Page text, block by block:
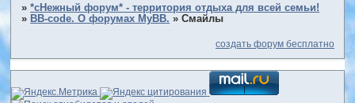
»*сНежный форум* - территория отдыха для всей семьи!
» BB-code. О форумах MyBB. »Смайлы
создать форум бесплатно